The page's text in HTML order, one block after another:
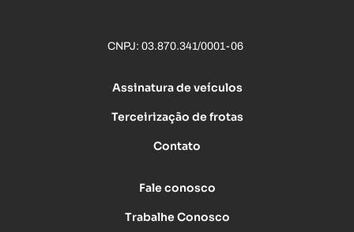
CNPJ: 03.870.341/0001-06
Assinatura de veículos
Terceirização de frotas
Contato
Fale conosco
Trabalhe Conosco